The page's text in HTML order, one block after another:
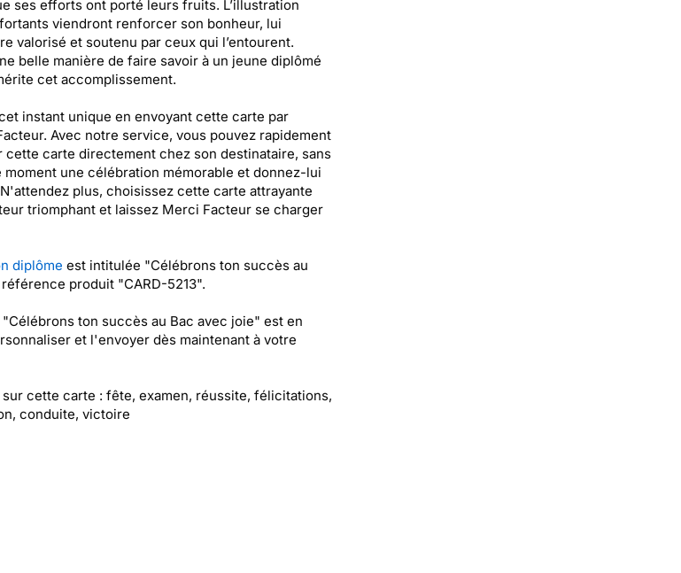
ses efforts ont porté leurs fruits. L’illustration
viendront renforcer son bonheur, lui
valorisé et soutenu par ceux qui l’entourent.
belle manière de faire savoir à un jeune diplômé
cet accomplissement.
instant unique en envoyant cette carte par
Avec notre service, vous pouvez rapidement
cette carte directement chez son destinataire, sans
une célébration mémorable et donnez-lui
plus, choisissez cette carte attrayante
triomphant et laissez Merci Facteur se charger
diplôme est intitulée "Célébrons ton succès au
produit "CARD-5213".
ton succès au Bac avec joie" est en
et l'envoyer dès maintenant à votre
cette carte : fête, examen, réussite, félicitations,
conduite, victoire